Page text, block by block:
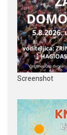
Screenshot